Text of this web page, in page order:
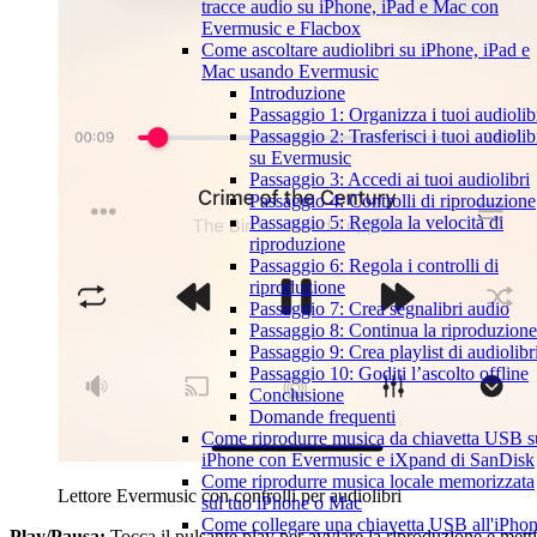
tracce audio su iPhone, iPad e Mac con
Evermusic e Flacbox
Come ascoltare audiolibri su iPhone, iPad e
Mac usando Evermusic
Introduzione
Passaggio 1: Organizza i tuoi
Passaggio 2: Trasferisci i tuoi
su Evermusic
Passaggio 3: Accedi ai tuoi audiolibri
Passaggio 4: Controlli di riproduzione
Passaggio 5: Regola la velocità di
riproduzione
Passaggio 6: Regola i controlli di
riproduzione
Passaggio 7: Crea segnalibri audio
Passaggio 8: Continua la riproduzione
Passaggio 9: Crea playlist di
Passaggio 10: Goditi l’ascolto offline
Conclusione
Domande frequenti
Come riprodurre musica da chiavetta USB
iPhone con Evermusic e iXpand di SanDisk
Come riprodurre musica locale memorizzata
sul tuo iPhone o Mac
Come collegare una chiavetta USB
Lettore Evermusic con controlli per audiolibri